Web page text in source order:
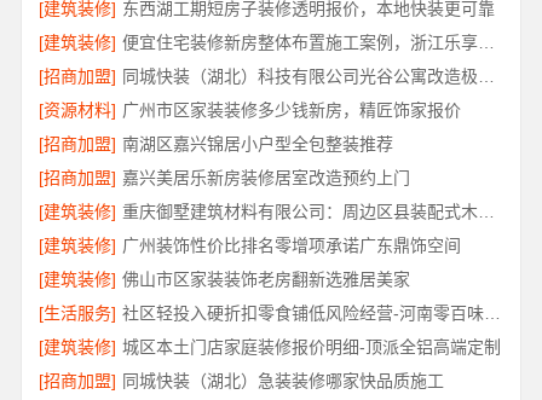
[建筑装修] 东西湖工期短房子装修透明报价，本地快装更可靠
[建筑装修]
便宜住宅装修新房整体布置施工案例，浙江乐享新材料有限公司
[招商加盟]
[资源材料] 广州市区家装装修多少钱新房，精匠饰家报价
[招商加盟] 南湖区嘉兴锦居小户型全包整装推荐
[招商加盟] 嘉兴美居乐新房装修居室改造预约上门
[建筑装修]
[建筑装修] 广州装饰性价比排名零增项承诺广东鼎饰空间
[建筑装修] 佛山市区家装装饰老房翻新选雅居美家
[生活服务]
社区轻投入硬折扣零食铺低风险经营-河南零百味供应链有限公司
[建筑装修] 城区本土门店家庭装修报价明细-顶派全铝高端定制
[招商加盟] 同城快装（湖北）急装装修哪家快品质施工